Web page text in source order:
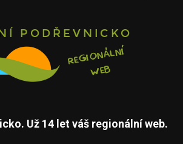
Už 14 let váš regionální web.